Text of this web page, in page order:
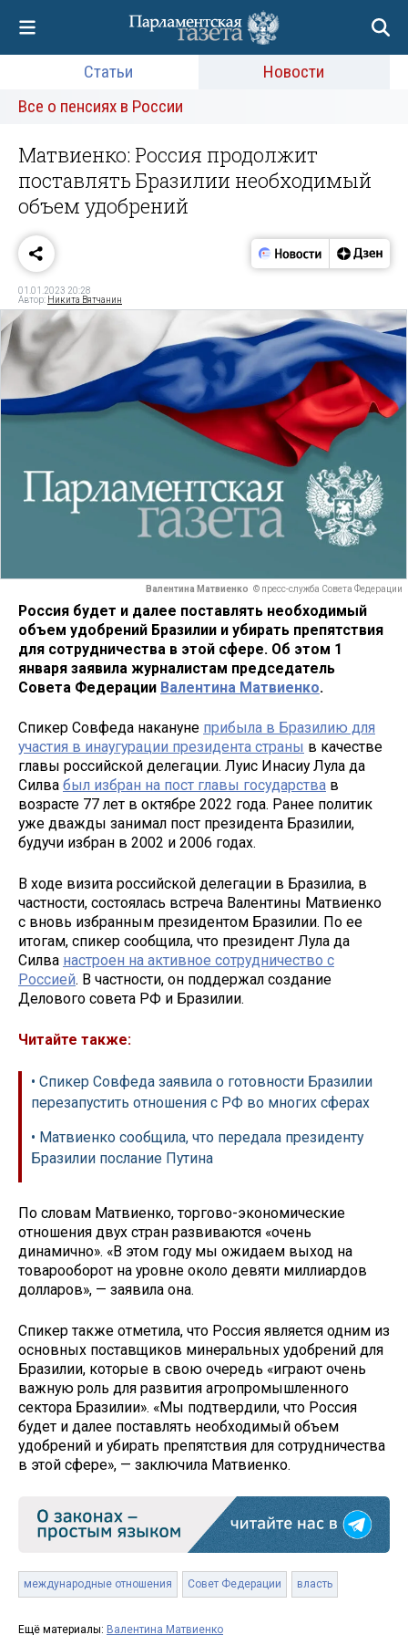
Статьи
Новости
Все о пенсиях в России
Матвиенко: Россия продолжит
поставлять Бразилии необходимый
объем удобрений
01.01.2023 20:28
Автор: Никита Вятчанин
Валентина Матвиенко © пресс-служба Совета Федерации
Россия будет и далее поставлять необходимый
объем удобрений Бразилии и убирать препятствия
для сотрудничества в этой сфере. Об этом 1
января заявила журналистам председатель
Совета Федерации Валентина Матвиенко.
Спикер Совфеда накануне прибыла в Бразилию для
участия в инаугурации президента страны в качестве
главы российской делегации. Луис Инасиу Лула да
Силва был избран на пост главы государства в
возрасте 77 лет в октябре 2022 года. Ранее политик
уже дважды занимал пост президента Бразилии,
будучи избран в 2002 и 2006 годах.
В ходе визита российской делегации в Бразилиа, в
частности, состоялась встреча Валентины Матвиенко
с вновь избранным президентом Бразилии. По ее
итогам, спикер сообщила, что президент Лула да
Силва настроен на активное сотрудничество с
Россией. В частности, он поддержал создание
Делового совета РФ и Бразилии.
Читайте также:
• Спикер Совфеда заявила о готовности Бразилии
перезапустить отношения с РФ во многих сферах
• Матвиенко сообщила, что передала президенту
Бразилии послание Путина
По словам Матвиенко, торгово-экономические
отношения двух стран развиваются «очень
динамично». «В этом году мы ожидаем выход на
товарооборот на уровне около девяти миллиардов
долларов», — заявила она.
Спикер также отметила, что Россия является одним из
основных поставщиков минеральных удобрений для
Бразилии, которые в свою очередь «играют очень
важную роль для развития агропромышленного
сектора Бразилии». «Мы подтвердили, что Россия
будет и далее поставлять необходимый объем
удобрений и убирать препятствия для сотрудничества
в этой сфере», — заключила Матвиенко.
международные отношения Совет Федерации власть
Ещё материалы: Валентина Матвиенко